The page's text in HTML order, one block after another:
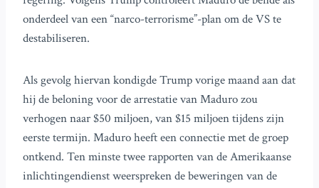
onderdeel van een “narco-terrorisme”-plan om de VS te
destabiliseren.
Als gevolg hiervan kondigde Trump vorige maand aan dat
hij de beloning voor de arrestatie van Maduro zou
verhogen naar $50 miljoen, van $15 miljoen tijdens zijn
eerste termijn. Maduro heeft een connectie met de groep
ontkend. Ten minste twee rapporten van de Amerikaanse
inlichtingendienst weerspreken de beweringen van de